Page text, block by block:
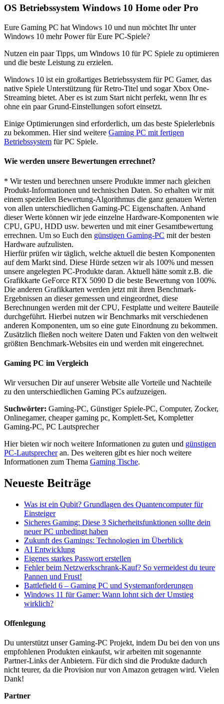
OS Betriebssystem Windows 10 Home oder Pro
Eure Gaming PC hat Windows 10 und nun möchtet Ihr unter
Windows 10 mehr Power für Eure PC-Spiele?
Nutzen ein paar Tipps, um Windows 10 für PC Spiele zu optimieren
und die beste Leistung zu erzielen.
Windows 10 ist ein großartiges Betriebssystem für PC Gamer, das
native Spiele Unterstützung für Retro-Titel und sogar Xbox One-
Streaming bietet. Aber es ist zum Start nicht perfekt, wenn Ihr es
ohne ein paar Grund-Einstellungen sofort einsetzt.
Einige Optimierungen sind erforderlich, um das beste Spielerlebnis
zu bekommen. Hier sind weitere Gaming PC mit fertigen
Betriebssystem für PC Spiele.
Wie werden unsere Bewertungen errechnet?
* Wir testen und berechnen unsere Produkte immer nach gleichen
Produkt-Informationen und technischen Daten. So erhalten wir mit
einem speziellen Bewertung-Algorithmus die ganz genauen Werten
von allen unterschiedlichen Gaming-PC Eigenschaften. Anhand
dieser Werte können wir jede einzelne Hardware-Komponenten wie
CPU, GPU, HDD usw. bewerten und mit einer Gesamtbewertung
errechnen. Um so Euch den günstigen Gaming-PC mit der besten
Hardware aufzulisten.
Hierfür prüfen wir täglich, welche aktuell die besten Komponenten
auf dem Markt sind. Diese Hürde setzen wir als 100% und messen
unsere angelegten PC-Produkte daran. Aktuell hätte somit z.B. die
Grafikkarte GeForce RTX 5090 D die beste Bewertung von 100%.
Die anderen Grafikkarten werden jetzt mit ihren Benchmark-
Ergebnissen an dieser gemessen und eingeordnet, diese
Berechnungen werden mit der CPU, Festplatte und weitere Bauteile
durchgeführt. Hierbei nutzen wir Benchmarks mit verschiedenen
anderen Komponenten, um so eine gute Einordnung zu bekommen.
Zusätzlich fließen noch weitere Daten und Fakten von den weltweit
größten Benchmark-Websites ein und werden mit eingerechnet.
Gaming PC im Vergleich
Wir versuchen Dir auf unserer Website alle Vorteile und Nachteile
zu den unterschiedlichen Gaming PCs aufzuzeigen.
Suchwörter: Gaming-PC, Günstiger Spiele-PC, Computer, Zocker,
Onlinegamer, cheaper gaming pc, Komplett-Set, Kompletter
Gaming-PC, PC Lautsprecher
Hier bieten wir noch weitere Informationen zu guten und günstigen
PC-Lautsprecheran. Des weiteren gibt es hier noch weitere
Informationen zum Thema Gaming Tische.
Neueste Beiträge
Was ist ein Qubit? Grundlagen des Quantencomputer für
Einsteiger
Sicheres Gaming: Diese 3 Sicherheitsfunktionen sollte dein
neuer PC unbedingt haben
Zukunft des Gamings: Technologien im Überblick
AI Entwicklung
Eigenes starkes Passwort erstellen
Fehler beim Netzwerkschrank-Kauf? So vermeidest du teure
Pannen und Frust!
Battlefield 6 – Gaming PC und Systemanforderungen
Windows 11 für Gamer: Wann lohnt sich der Umstieg
wirklich?
Offenlegung
Du unterstützt unser Gaming-PC Projekt, indem Du bei den von uns
empfohlenen Produkten einkaufst, wir arbeiten mit sogenannte
Partner-Links der Anbietern. Für dich sind die Produkte dadurch
nicht teurer, da die Provision nur von Amazon getragen wird. Vielen
Dank!
Partner